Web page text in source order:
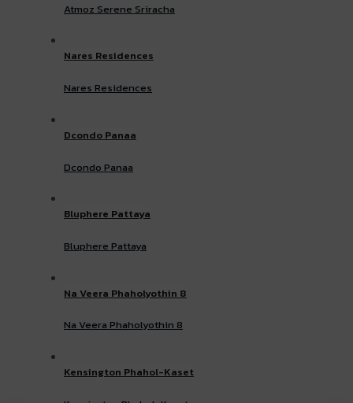
Atmoz Serene Sriracha
Nares Residences
Nares Residences
Dcondo Panaa
Dcondo Panaa
Bluphere Pattaya
Bluphere Pattaya
Na Veera Phaholyothin 8
Na Veera Phaholyothin 8
Kensington Phahol-Kaset